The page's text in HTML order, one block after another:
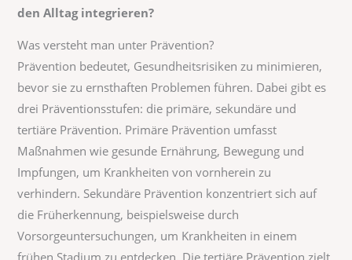
den Alltag integrieren?
Was versteht man unter Prävention?
Prävention bedeutet, Gesundheitsrisiken zu minimieren,
bevor sie zu ernsthaften Problemen führen. Dabei gibt es
drei Präventionsstufen: die primäre, sekundäre und
tertiäre Prävention. Primäre Prävention umfasst
Maßnahmen wie gesunde Ernährung, Bewegung und
Impfungen, um Krankheiten von vornherein zu
verhindern. Sekundäre Prävention konzentriert sich auf
die Früherkennung, beispielsweise durch
Vorsorgeuntersuchungen, um Krankheiten in einem